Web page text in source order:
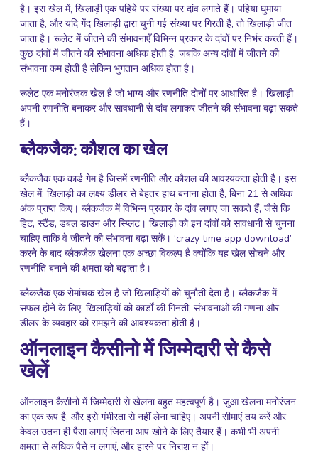
है। इस खेल में, खिलाड़ी एक पहिये पर संख्या पर दांव लगाते हैं। पहिया घुमाया
जाता है, और यदि गेंद खिलाड़ी द्वारा चुनी गई संख्या पर गिरती है, तो खिलाड़ी जीत
जाता है। रूलेट में जीतने की संभावनाएँ विभिन्न प्रकार के दांवों पर निर्भर करती हैं।
कुछ दांवों में जीतने की संभावना अधिक होती है, जबकि अन्य दांवों में जीतने की
संभावना कम होती है लेकिन भुगतान अधिक होता है।
रूलेट एक मनोरंजक खेल है जो भाग्य और रणनीति दोनों पर आधारित है। खिलाड़ी
अपनी रणनीति बनाकर और सावधानी से दांव लगाकर जीतने की संभावना बढ़ा सकते
हैं।
ब्लैकजैक: कौशल का खेल
ब्लैकजैक एक कार्ड गेम है जिसमें रणनीति और कौशल की आवश्यकता होती है। इस
खेल में, खिलाड़ी का लक्ष्य डीलर से बेहतर हाथ बनाना होता है, बिना 21 से अधिक
अंक प्राप्त किए। ब्लैकजैक में विभिन्न प्रकार के दांव लगाए जा सकते हैं, जैसे कि
हिट, स्टैंड, डबल डाउन और स्प्लिट। खिलाड़ी को इन दांवों को सावधानी से चुनना
चाहिए ताकि वे जीतने की संभावना बढ़ा सकें। ‘crazy time app download’
करने के बाद ब्लैकजैक खेलना एक अच्छा विकल्प है क्योंकि यह खेल सोचने और
रणनीति बनाने की क्षमता को बढ़ाता है।
ब्लैकजैक एक रोमांचक खेल है जो खिलाड़ियों को चुनौती देता है। ब्लैकजैक में
सफल होने के लिए, खिलाड़ियों को कार्डों की गिनती, संभावनाओं की गणना और
डीलर के व्यवहार को समझने की आवश्यकता होती है।
ऑनलाइन कैसीनो में जिम्मेदारी से कैसे
खेलें
ऑनलाइन कैसीनो में जिम्मेदारी से खेलना बहुत महत्वपूर्ण है। जुआ खेलना मनोरंजन
का एक रूप है, और इसे गंभीरता से नहीं लेना चाहिए। अपनी सीमाएं तय करें और
केवल उतना ही पैसा लगाएं जितना आप खोने के लिए तैयार हैं। कभी भी अपनी
क्षमता से अधिक पैसे न लगाएं, और हारने पर निराश न हों।